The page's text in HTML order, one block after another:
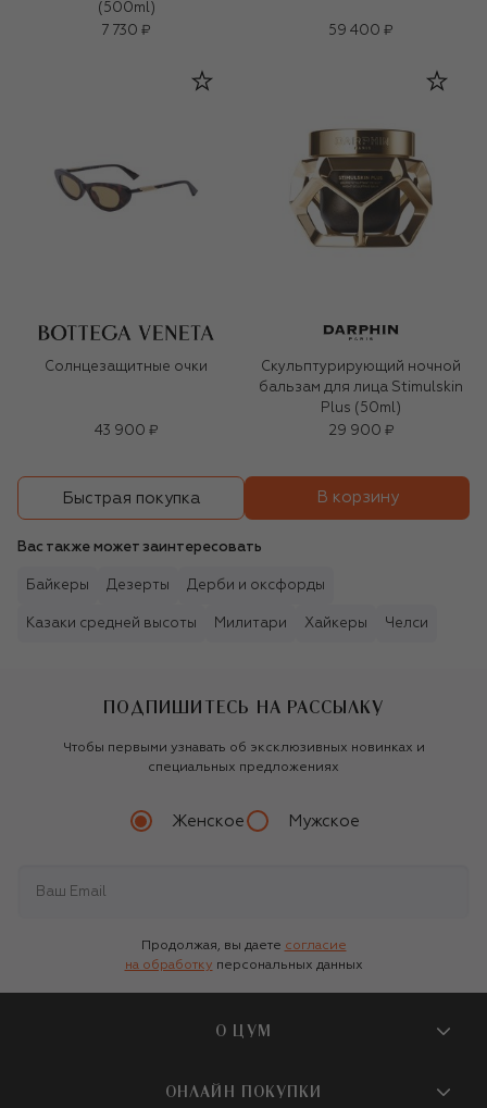
(500ml)
7 730 ₽
59 400 ₽
Солнцезащитные очки
43 900 ₽
Скульптурирующий ночной
бальзам для лица Stimulskin
Plus (50ml)
29 900 ₽
Быстрая покупка В корзину
Вас также может заинтересовать
Байкеры Дезерты Дерби и оксфорды
Казаки средней высоты Милитари Хайкеры Челси
ПОДПИШИТЕСЬ НА РАССЫЛКУ
Чтобы первыми узнавать об эксклюзивных новинках и
специальных предложениях
Женское Мужское
Продолжая, вы даете согласие
на обработку персональных данных
О ЦУМ
О магазине
ОНЛАЙН ПОКУПКИ